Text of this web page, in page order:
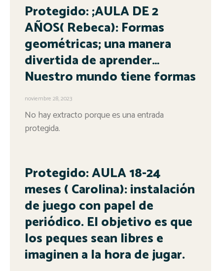
Protegido: ;AULA DE 2
AÑOS( Rebeca): Formas
geométricas; una manera
divertida de aprender…
Nuestro mundo tiene formas
noviembre 28, 2023
No hay extracto porque es una entrada
protegida.
Protegido: AULA 18-24
meses ( Carolina): instalación
de juego con papel de
periódico. El objetivo es que
los peques sean libres e
imaginen a la hora de jugar.